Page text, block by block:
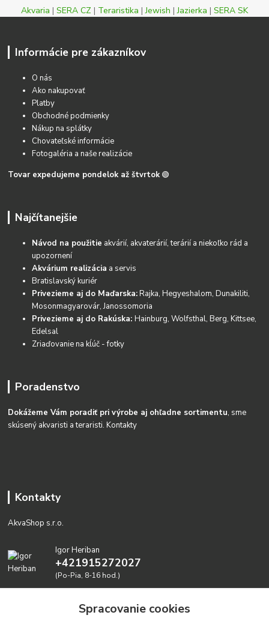
Akvaria | SERA CZ | Teraristika |Jewish |Jazierka | SERA SK
Informácie pre zákazníkov
O nás
Ako nakupovať
Platby
Obchodné podmienky
Nákup na splátky
Chovateľské informácie
Fotogaléria a naše realizácie
Tovar expedujeme pondelok až štvrtok 🟢
Najčítanejšie
Návod na použitie akvárií, akvaterárií, terárií a niekoľko rád a
upozornení
Akvárium realizácia a servis
Bratislavský kuriér
Privezieme aj do Maďarska:Rajka, Hegyeshalom, Dunakiliti,
Mosonmagyarovár, Janossomoria
Privezieme aj do Rakúska:Hainburg, Wolfsthal, Berg, Kittsee,
Edelsal
Zriaďovanie na kĺúč - fotky
Poradenstvo
Dokážeme Vám poradiť pri výrobe aj ohľadne sortimentu, sme
skúsený akvaristi a teraristi.Kontakty
Kontakty
AkvaShop s.r.o.
Igor Heriban
+421915272027
(Po-Pia, 8-16 hod.)
Spracovanie cookies